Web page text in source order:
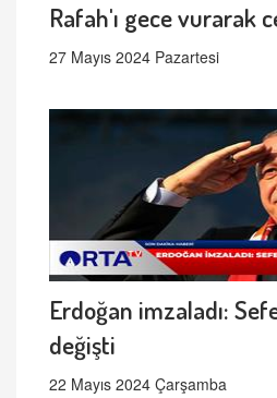
Rafah'ı gece vurarak
27 Mayıs 2024 Pazartesi
Erdoğan imzaladı:
değişti
22 Mayıs 2024 Çarşamba